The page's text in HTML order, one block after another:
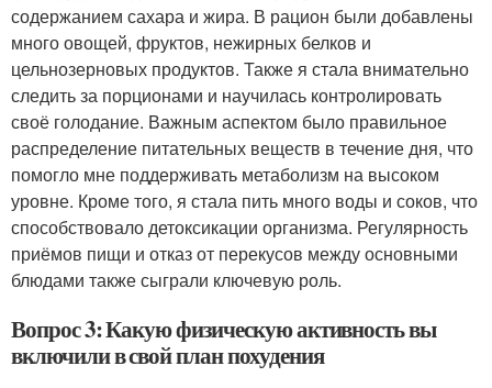
содержанием сахара и жира. В рацион были добавлены
много овощей, фруктов, нежирных белков и
цельнозерновых продуктов. Также я стала внимательно
следить за порционами и научилась контролировать
своё голодание. Важным аспектом было правильное
распределение питательных веществ в течение дня, что
помогло мне поддерживать метаболизм на высоком
уровне. Кроме того, я стала пить много воды и соков, что
способствовало детоксикации организма. Регулярность
приёмов пищи и отказ от перекусов между основными
блюдами также сыграли ключевую роль.
Вопрос 3: Какую физическую активность вы
включили в свой план похудения